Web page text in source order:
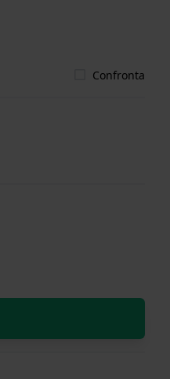
Confronta